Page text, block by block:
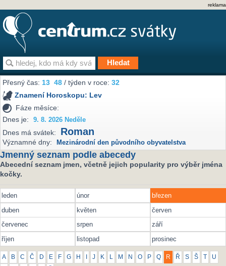
reklama
Přesný čas:13 48 / týden v roce:32
Znamení Horoskopu: Lev
Fáze měsíce:
Dnes je:
9. 8. 2026 Neděle
Dnes má svátek: Roman
Významné dny: Mezinárodní den původního obyvatelstva
Jmenný seznam podle abecedy
Abecední seznam jmen, včetně jejich popularity pro výběr jména
kočky.
leden únor
březen
duben
květen
červen
červenec
srpen
září
říjen
listopad prosinec
A B C Č D E F G H J K L M N O P Q R Ř S Š U